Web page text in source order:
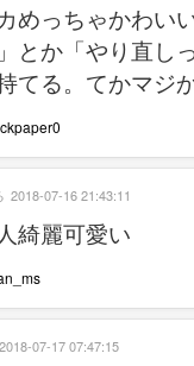
めっちゃかわい
とか「やり直し
てる。てかマジ
綺麗可愛い
2018-07-16 21:43:11
2018-07-17 07:47:15